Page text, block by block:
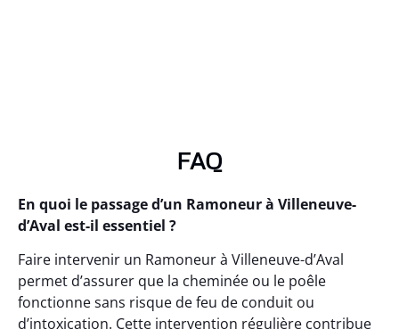
FAQ
En quoi le passage d’un Ramoneur à Villeneuve-
d’Aval est-il essentiel ?
Faire intervenir un Ramoneur à Villeneuve-d’Aval
permet d’assurer que la cheminée ou le poêle
fonctionne sans risque de feu de conduit ou
d’intoxication. Cette intervention régulière contribue